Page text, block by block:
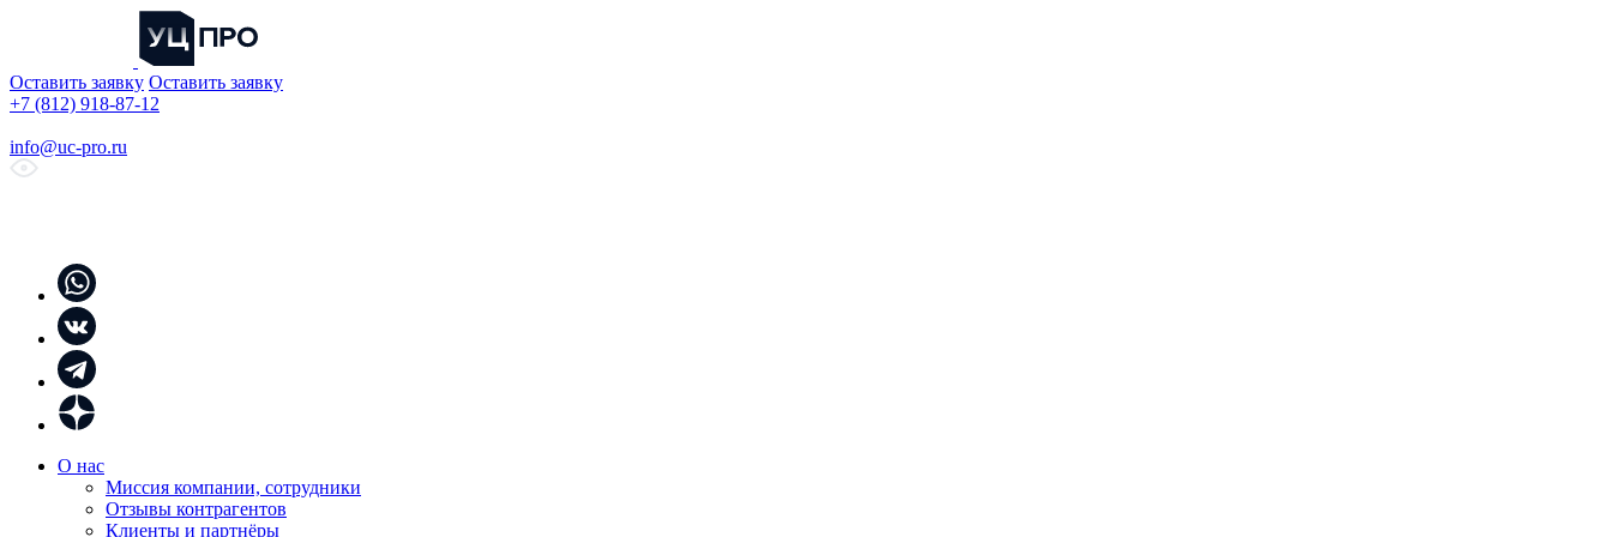
Оставить заявку Оставить заявку
+7 (812) 918-87-12
info@uc-pro.ru
О нас
Миссия компании, сотрудники
Отзывы контрагентов
Клиенты и партнёры